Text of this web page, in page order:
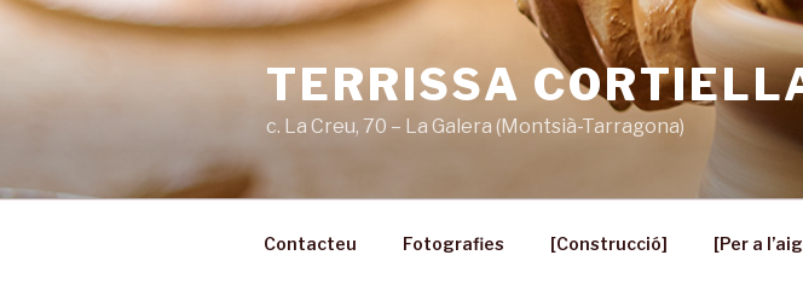
Vés
TERRISSA
c. La Creu, 70 – La Galera (Montsià-Tarragona)
Contacteu Fotografies [Construcció] [Per a